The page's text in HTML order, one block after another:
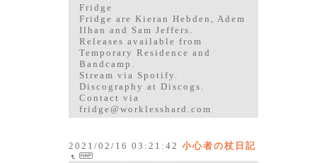
Fridge
Fridge are Kieran Hebden, Adem
Ilhan and Sam Jeffers.
Releases available from
Temporary Residence and
Bandcamp.
Stream via Spotify.
Discography at Discogs.
Contact via
fridge@worklesshard.com
2021/02/16 03:21:42 小心者の杖日記